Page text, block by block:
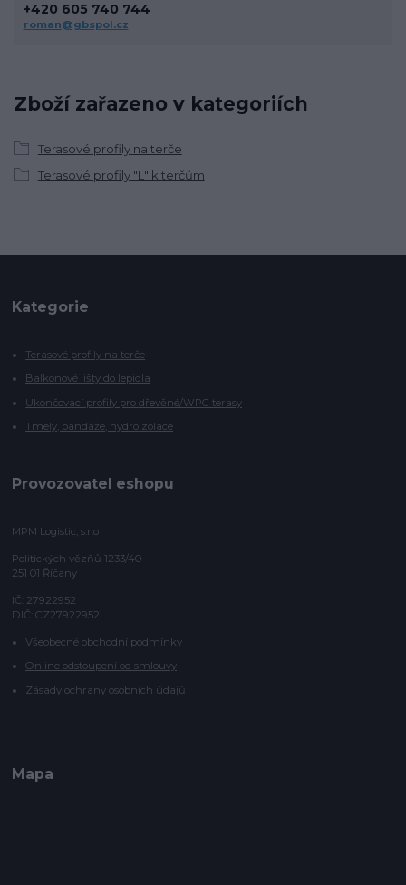
Zboží zařazeno v kategoriích
Terasové profily na terče
Terasové profily "L" k terčům
+420 605 740 744
roman@gbspol.cz
Kategorie
Terasové profily na terče
Balkonové lišty do lepidla
Ukončovací profily pro dřevěné/WPC terasy
Tmely, bandáže, hydroizolace
Provozovatel eshopu
MPM Logistic, s.r.o
Politických vězňů 1233/40
251 01 Říčany
IČ: 27922952
DIČ: CZ27922952
Všeobecné obchodní podmínky
Online odstoupení od smlouvy
Zásady ochrany osobních údajů
Mapa